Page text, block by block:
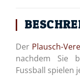
Der Plausch-
nachdem Sie
Fussball spielen